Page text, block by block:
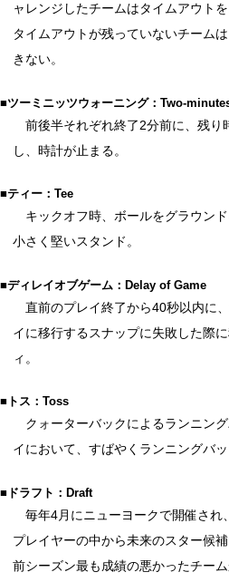
ャレンジしたチームはタイムアウト
タイムアウトが残っていないチーム
きない。
■ツーミニッツウォーニング：Two-
前後半それぞれ終了2分前に、残り
し、時計が止まる。
■ティー：Tee
キックオフ時、ボールをグラウン
小さく堅いスタンド。
■ディレイオブゲーム：Delay of Game
直前のプレイ終了から40秒以内に
イに移行するスナップに失敗した際
ィ。
■トス：Toss
クォーターバックによるランニン
イにおいて、すばやくランニングバ
■ドラフト：Draft
毎年4月にニューヨークで開催され
プレイヤーの中から未来のスター候
前シーズン最も成績の悪かったチー